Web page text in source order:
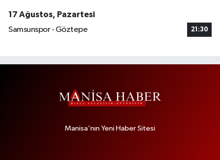
17 Ağustos, Pazartesi
Samsunspor - Göztepe
21:30
Manisa'nın Yeni Haber Sitesi